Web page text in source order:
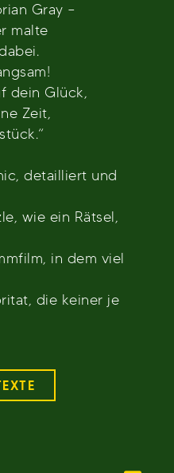
Gray –
malte
dein Glück,
Zeit,
detailliert und
wie ein Rätsel,
in dem viel
die keiner je